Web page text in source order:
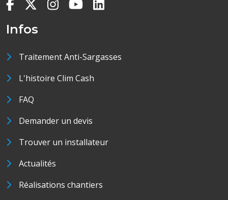
Infos
Traitement Anti-Sargasses
L'histoire Clim Cash
FAQ
Demander un devis
Trouver un installateur
Actualités
Réalisations chantiers